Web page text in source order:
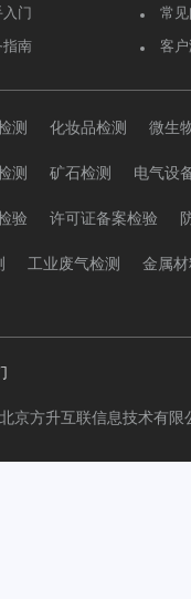
门
指南
常
客
测 化妆品检测 微生
测 矿石检测 电气设
验 许可证备案检验
工业废气检测 金属
京方升互联信息技术有